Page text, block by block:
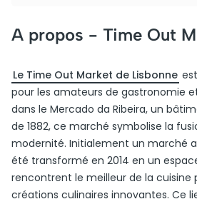
A propos - Time Out
Le Time Out Market de Lisbonne
pour les amateurs de gastronomie
dans le Mercado da Ribeira, un
de 1882, ce marché symbolise la
modernité. Initialement un marché
été transformé en 2014 en un
rencontrent le meilleur de la cuisine
créations culinaires innovantes. Ce